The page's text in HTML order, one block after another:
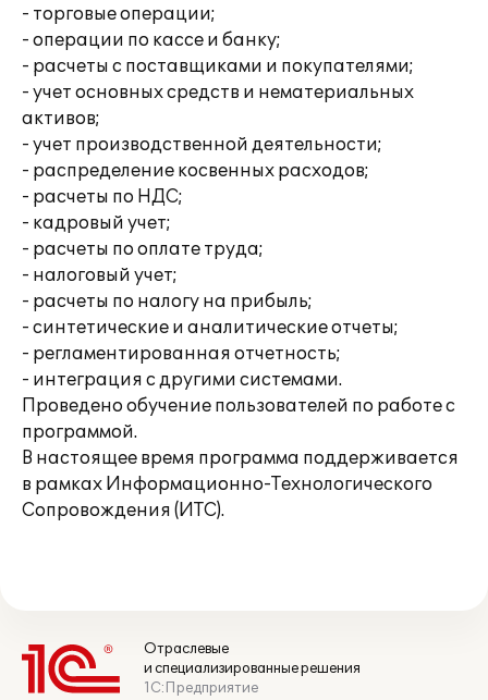
- торговые операции;
- операции по кассе и банку;
- расчеты с поставщиками и покупателями;
- учет основных средств и нематериальных
активов;
- учет производственной деятельности;
- распределение косвенных расходов;
- расчеты по НДС;
- кадровый учет;
- расчеты по оплате труда;
- налоговый учет;
- расчеты по налогу на прибыль;
- синтетические и аналитические отчеты;
- регламентированная отчетность;
- интеграция с другими системами.
Проведено обучение пользователей по работе с
программой.
В настоящее время программа поддерживается
в рамках Информационно-Технологического
Сопровождения (ИТС).
Отраслевые
и специализированные решения
1С:Предприятие